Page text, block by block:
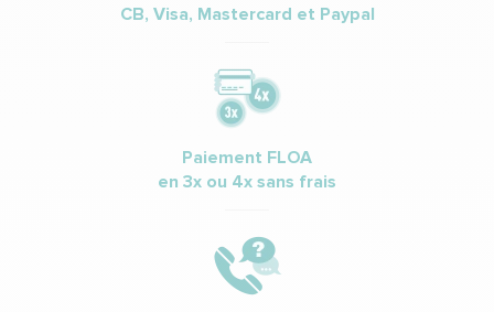
CB, Visa, Mastercard et Paypal
Paiement FLOA
en 3x ou 4x sans frais